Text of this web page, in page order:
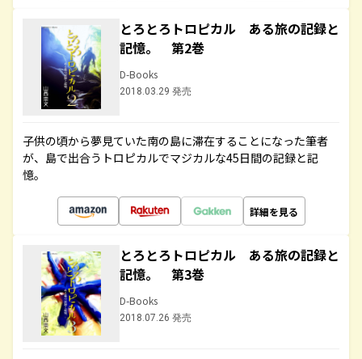
とろとろトロピカル ある旅の記録と
記憶。 第2巻
D-Books
2018.03.29 発売
子供の頃から夢見ていた南の島に滞在することになった筆者
が、島で出合うトロピカルでマジカルな45日間の記録と記
憶。
詳細を見る
とろとろトロピカル ある旅の記録と
記憶。 第3巻
D-Books
2018.07.26 発売